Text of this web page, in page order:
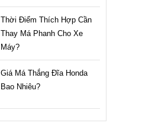
Thời Điểm Thích Hợp Cần
Thay Má Phanh Cho Xe
Máy?
Giá Má Thắng Đĩa Honda
Bao Nhiêu?